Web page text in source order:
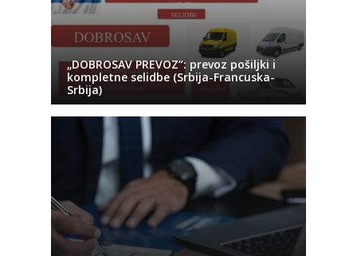
„DOBROSAV PREVOZ“: prevoz pošiljki i
kompletne selidbe (Srbija-Francuska-
Srbija)